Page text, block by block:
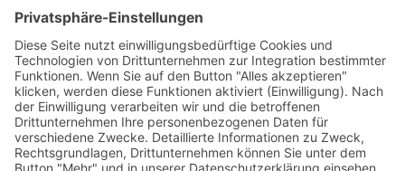
Geschäftsmodelle
›Vorstandswechsel Westenergie: Böddeling übernimmt
befristet
›Wasserstoff-Hochlauf: Dialog, Infrastruktur und
konkrete Schritte
›Solaranlage Regenbogenfarben: FC St. Pauli und
LichtBlick installieren erste weltweite Anlage